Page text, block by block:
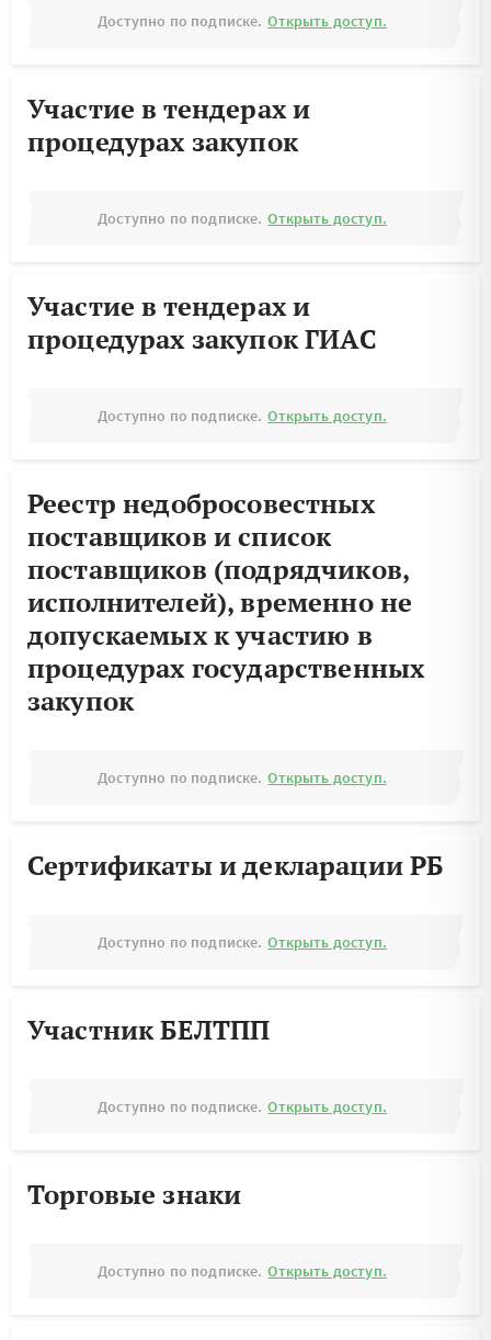
Доступно по подписке. Открыть доступ.
Участие в тендерах и
процедурах закупок
Доступно по подписке. Открыть доступ.
Участие в тендерах и
процедурах закупок ГИАС
Доступно по подписке. Открыть доступ.
Реестр недобросовестных
поставщиков и список
поставщиков (подрядчиков,
исполнителей), временно не
допускаемых к участию в
процедурах государственных
закупок
Доступно по подписке. Открыть доступ.
Сертификаты и декларации РБ
Доступно по подписке. Открыть доступ.
Участник БЕЛТПП
Доступно по подписке. Открыть доступ.
Торговые знаки
Доступно по подписке. Открыть доступ.